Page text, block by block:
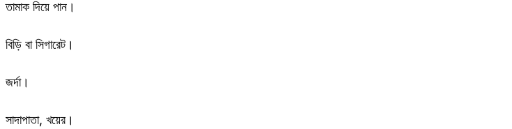
তামাক দিয়ে পান।
বিড়ি বা সিগারেট।
জর্দা।
সাদাপাতা, খয়ের।